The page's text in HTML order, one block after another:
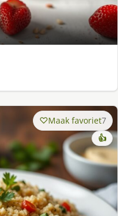
Maak favoriet7
👍